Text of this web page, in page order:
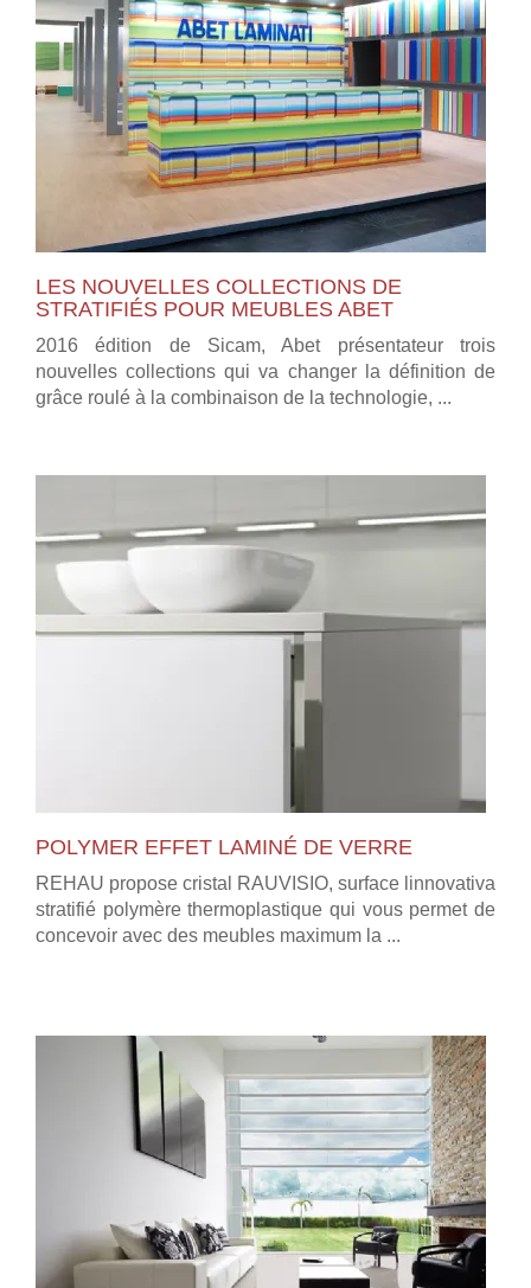
LES NOUVELLES COLLECTIONS DE
STRATIFIÉS POUR MEUBLES ABET
2016 édition de Sicam, Abet présentateur trois
nouvelles collections qui va changer la définition de
grâce roulé à la combinaison de la technologie, ...
POLYMER EFFET LAMINÉ DE VERRE
REHAU propose cristal RAUVISIO, surface linnovativa
stratifié polymère thermoplastique qui vous permet de
concevoir avec des meubles maximum la ...